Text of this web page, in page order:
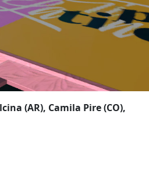
(AR), Camila Pire (CO),